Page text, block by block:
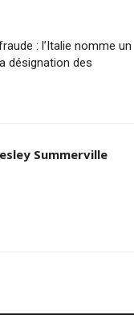
: l’Italie nomme un
désignation des
Summerville